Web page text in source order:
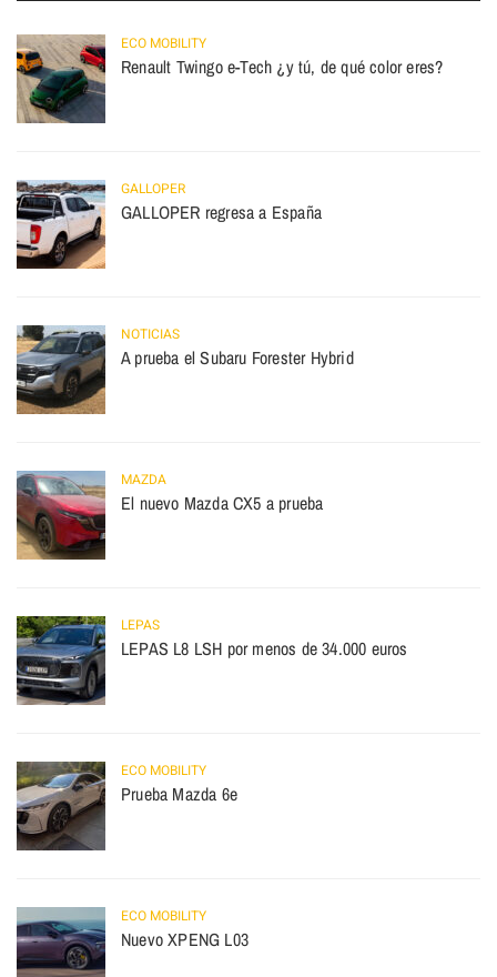
ECO MOBILITY
Renault Twingo e-Tech ¿y tú, de qué color eres?
GALLOPER
GALLOPER regresa a España
NOTICIAS
A prueba el Subaru Forester Hybrid
MAZDA
El nuevo Mazda CX5 a prueba
LEPAS
LEPAS L8 LSH por menos de 34.000 euros
ECO MOBILITY
Prueba Mazda 6e
ECO MOBILITY
Nuevo XPENG L03